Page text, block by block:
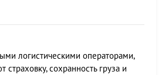
логистическими операторами,
страховку, сохранность груза и